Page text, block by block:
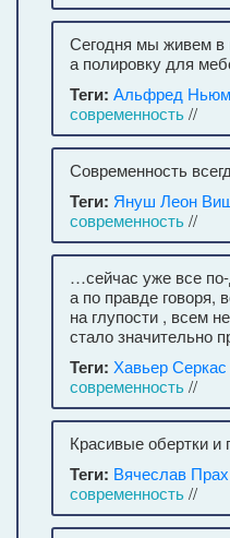
Сегодня мы живем в
а полировку для
Теги: Альфред
современность//
Современность
Теги: Януш Леон
современность//
…сейчас уже все
а по правде говоря,
на глупости , всем
стало значительно
Теги: Хавьер Серкас
современность//
Красивые обертки и
Теги: Вячеслав Прах
современность//